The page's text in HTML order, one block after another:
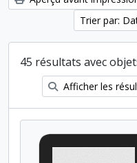
Trier par:
45 résultats avec
Afficher les